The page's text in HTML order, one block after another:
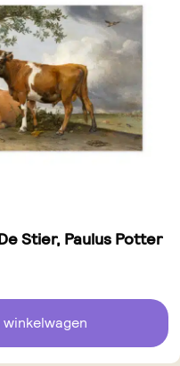
Stier, Paulus Potter
winkelwagen